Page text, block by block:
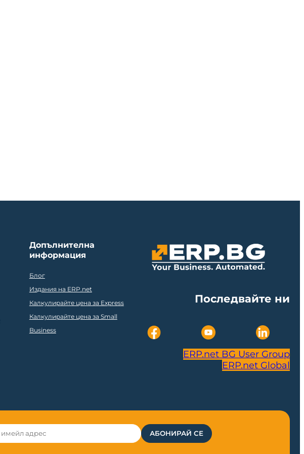
Допълнителна
информация
Блог
Издания на ERP.net
Калкулирайте цена за Express
Калкулирайте цена за Small
Business
Последвайте ни
ERP.net BG User Group
ERP.net Global